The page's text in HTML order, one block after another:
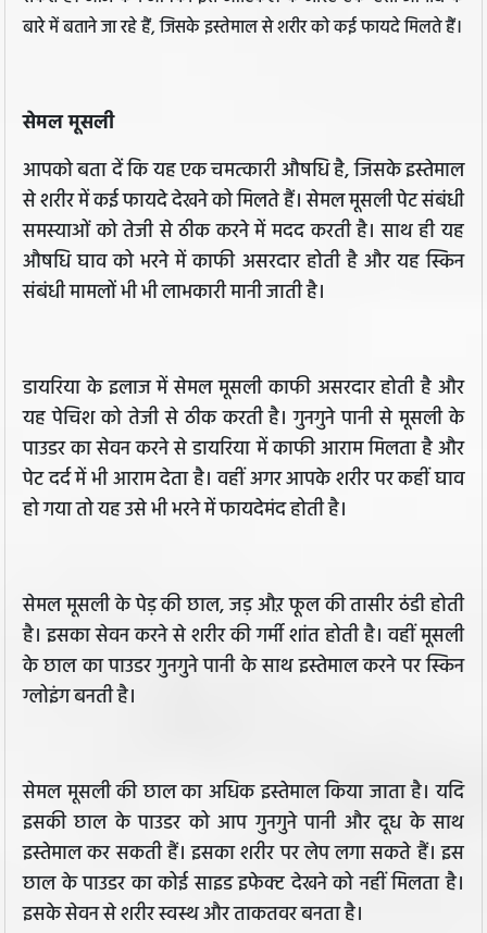
बारे में बताने जा रहे हैं, जिसके इस्तेमाल से शरीर को कई फायदे मिलते हैं।
सेमल मूसली
आपको बता दें कि यह एक चमत्कारी औषधि है, जिसके इस्तेमाल
से शरीर में कई फायदे देखने को मिलते हैं। सेमल मूसली पेट संबंधी
समस्याओं को तेजी से ठीक करने में मदद करती है। साथ ही यह
औषधि घाव को भरने में काफी असरदार होती है और यह स्किन
संबंधी मामलों भी भी लाभकारी मानी जाती है।
डायरिया के इलाज में सेमल मूसली काफी असरदार होती है और
यह पेचिश को तेजी से ठीक करती है। गुनगुने पानी से मूसली के
पाउडर का सेवन करने से डायरिया में काफी आराम मिलता है और
पेट दर्द में भी आराम देता है। वहीं अगर आपके शरीर पर कहीं घाव
हो गया तो यह उसे भी भरने में फायदेमंद होती है।
सेमल मूसली के पेड़ की छाल, जड़ औऱ फूल की तासीर ठंडी होती
है। इसका सेवन करने से शरीर की गर्मी शांत होती है। वहीं मूसली
के छाल का पाउडर गुनगुने पानी के साथ इस्तेमाल करने पर स्किन
ग्लोइंग बनती है।
सेमल मूसली की छाल का अधिक इस्तेमाल किया जाता है। यदि
इसकी छाल के पाउडर को आप गुनगुने पानी और दूध के साथ
इस्तेमाल कर सकती हैं। इसका शरीर पर लेप लगा सकते हैं। इस
छाल के पाउडर का कोई साइड इफेक्ट देखने को नहीं मिलता है।
इसके सेवन से शरीर स्वस्थ और ताकतवर बनता है।